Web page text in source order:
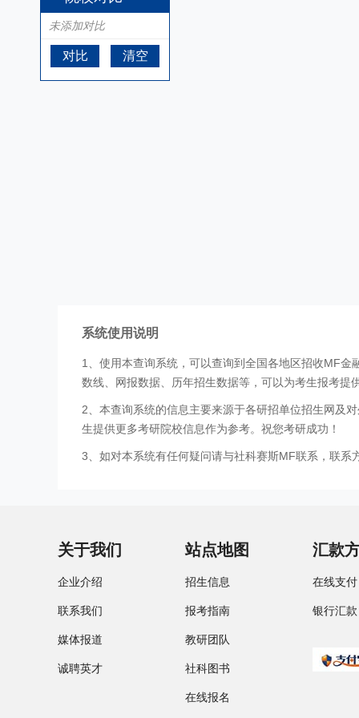
系统使用说明
1、使用本查询系统，可以查询到全国各地区招收MF
数线、网报数据、历年招生数据等，可以为考生报考提
2、本查询系统的信息主要来源于各研招单位招生网及
生提供更多考研院校信息作为参考。祝您考研成功！
3、如对本系统有任何疑问请与社科赛斯MF联系，联
未添加对比
对比 清空
关于我们
企业介绍
联系我们
媒体报道
诚聘英才
站点地图
招生信息
报考指南
教研团队
社科图书
在线报名
汇款
在线支
银行汇